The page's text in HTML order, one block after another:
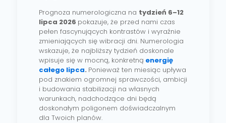
Prognoza numerologiczna na tydzień 6–12
lipca 2026 pokazuje, że przed nami czas
pełen fascynujących kontrastów i wyraźnie
zmieniających się wibracji dni. Numerologia
wskazuje, że najbliższy tydzień doskonale
wpisuje się w mocną, konkretną energię
całego lipca. Ponieważ ten miesiąc upływa
pod znakiem ogromnej sprawczości, ambicji
i budowania stabilizacji na własnych
warunkach, nadchodzące dni będą
doskonałym poligonem doświadczalnym
dla Twoich planów.